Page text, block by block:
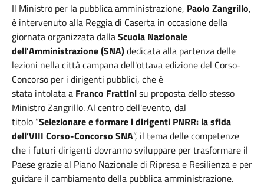
Il Ministro per la pubblica amministrazione, Paolo Zangrillo,
è intervenuto alla Reggia di Caserta in occasione della
giornata organizzata dallaScuola Nazionale
dell'Amministrazione (SNA)dedicata alla partenza delle
lezioni nella città campana dell'ottava edizione del Corso-
Concorso per i dirigenti pubblici, che è
stata intolata a Franco Frattinisu proposta dello stesso
Ministro Zangrillo. Al centro dell'evento, dal
titolo “Selezionare e formare i dirigenti PNRR: la sfida
dell’VIII Corso-Concorso SNA”, il tema delle competenze
che i futuri dirigenti dovranno sviluppare per trasformare il
Paese grazie al Piano Nazionale di Ripresa e Resilienza e per
guidare il cambiamento della pubblica amministrazione.